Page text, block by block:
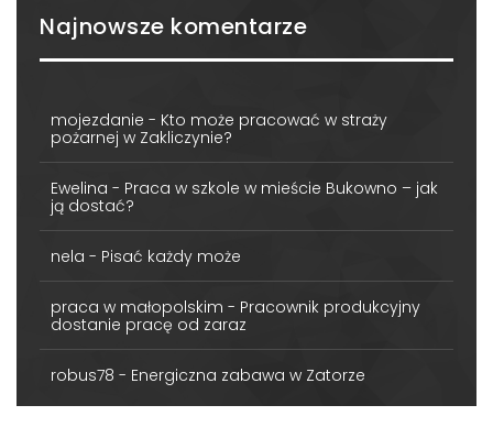
Najnowsze komentarze
mojezdanie - Kto może pracować w straży
pożarnej w Zakliczynie?
Ewelina - Praca w szkole w mieście Bukowno – jak
ją dostać?
nela - Pisać każdy może
praca w małopolskim - Pracownik produkcyjny
dostanie pracę od zaraz
robus78 - Energiczna zabawa w Zatorze